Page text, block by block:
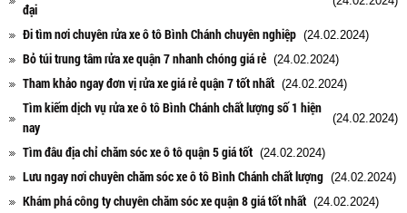
đại
Đi tìm nơi chuyên rửa xe ô tô Bình Chánh chuyên nghiệp (24.02.2024)
Bỏ túi trung tâm rửa xe quận 7 nhanh chóng giá rẻ (24.02.2024)
Tham khảo ngay đơn vị rửa xe giá rẻ quận 7 tốt nhất (24.02.2024)
Tìm kiếm dịch vụ rửa xe ô tô Bình Chánh chất lượng số 1 hiện
nay
(24.02.2024)
Tìm đâu địa chỉ chăm sóc xe ô tô quận 5 giá tốt (24.02.2024)
Lưu ngay nơi chuyên chăm sóc xe ô tô Bình Chánh chất lượng (24.02.2024)
Khám phá công ty chuyên chăm sóc xe quận 8 giá tốt nhất (24.02.2024)